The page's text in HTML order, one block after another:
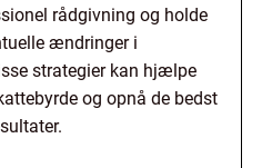
rådgivning og holde
ændringer i
strategier kan hjælpe
og opnå de bedst